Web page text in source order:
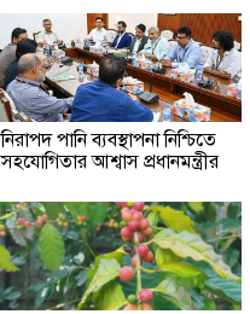
নিরাপদ পানি ব্যবস্থাপনা নিশ্চিতে
সহযোগিতার আশ্বাস প্রধানমন্ত্রীর